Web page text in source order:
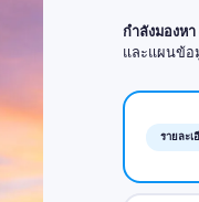
กำลังมองห
และแผนข้อ
รายละเ